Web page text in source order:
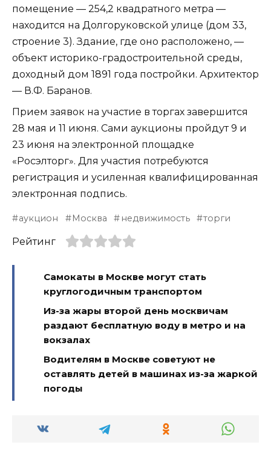
помещение — 254,2 квадратного метра —
находится на Долгоруковской улице (дом 33,
строение 3). Здание, где оно расположено, —
объект историко-градостроительной среды,
доходный дом 1891 года постройки. Архитектор
— В.Ф. Баранов.
Прием заявок на участие в торгах завершится
28 мая и 11 июня. Сами аукционы пройдут 9 и
23 июня на электронной площадке
«Росэлторг». Для участия потребуются
регистрация и усиленная квалифицированная
электронная подпись.
аукцион Москва недвижимость торги
Рейтинг
Самокаты в Москве могут стать
круглогодичным транспортом
Из-за жары второй день москвичам
раздают бесплатную воду в метро и на
вокзалах
Водителям в Москве советуют не
оставлять детей в машинах из-за жаркой
погоды